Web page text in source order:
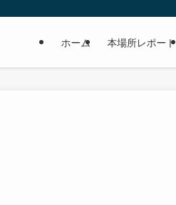
ホーム 本場所レポート